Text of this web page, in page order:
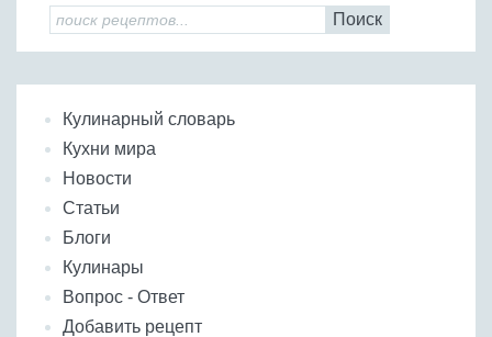
Поиск
Кулинарный словарь
Кухни мира
Новости
Статьи
Блоги
Кулинары
Вопрос - Ответ
Добавить рецепт